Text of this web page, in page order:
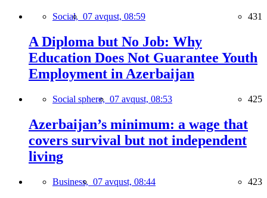
Social, 07 avqust, 08:59 431
A Diploma but No Job: Why
Education Does Not Guarantee Youth
Employment in Azerbaijan
Social sphere, 07 avqust, 08:53 425
Azerbaijan’s minimum: a wage that
covers survival but not independent
living
Business, 07 avqust, 08:44 423